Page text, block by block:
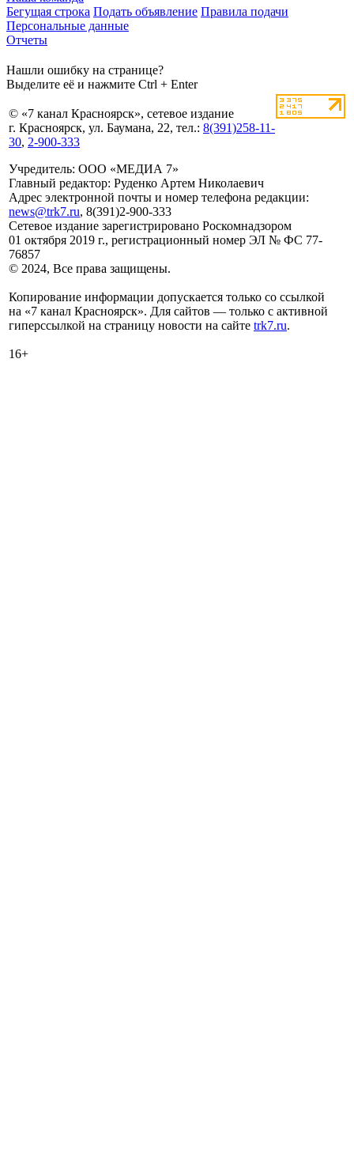
Бегущая строка Подать объявление Правила подачи
Персональные данные
Отчеты
Нашли ошибку на странице?
Выделите её и нажмите Ctrl + Enter
© «7 канал Красноярск», сетевое издание
г. Красноярск, ул. Баумана, 22, тел.: 8(391)258-11-
30, 2-900-333
Учредитель: ООО «МЕДИА 7»
Главный редактор: Руденко Артем Николаевич
Адрес электронной почты и номер телефона редакции:
news@trk7.ru, 8(391)2-900-333
Сетевое издание зарегистрировано Роскомнадзором
01 октября 2019 г., регистрационный номер ЭЛ № ФС 77-
76857
© 2024, Все права защищены.
Копирование информации допускается только со ссылкой
на «7 канал Красноярск». Для сайтов — только с активной
гиперссылкой на страницу новости на сайте trk7.ru.
16+